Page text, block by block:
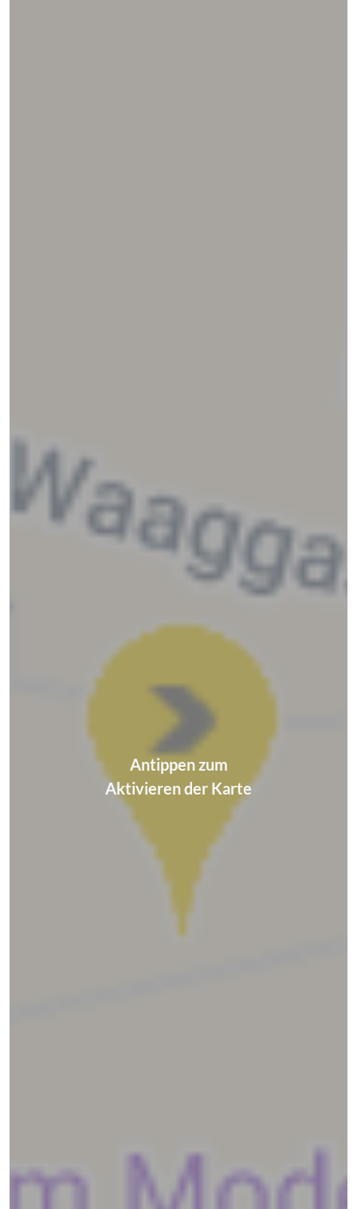
Antippen zum
Aktivieren der Karte